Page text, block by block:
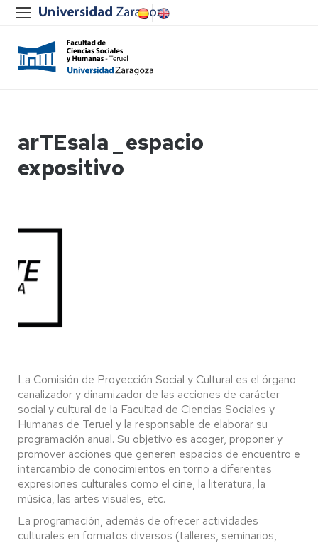
arTEsala _ espacio
expositivo
La Comisión de Proyección Social y Cultural es el órgano
canalizador y dinamizador de las acciones de carácter
social y cultural de la Facultad de Ciencias Sociales y
Humanas de Teruel y la responsable de elaborar su
programación anual. Su objetivo es acoger, proponer y
promover acciones que generen espacios de encuentro e
intercambio de conocimientos en torno a diferentes
expresiones culturales como el cine, la literatura, la
música, las artes visuales, etc.
La programación, además de ofrecer actividades
culturales en formatos diversos (talleres, seminarios,